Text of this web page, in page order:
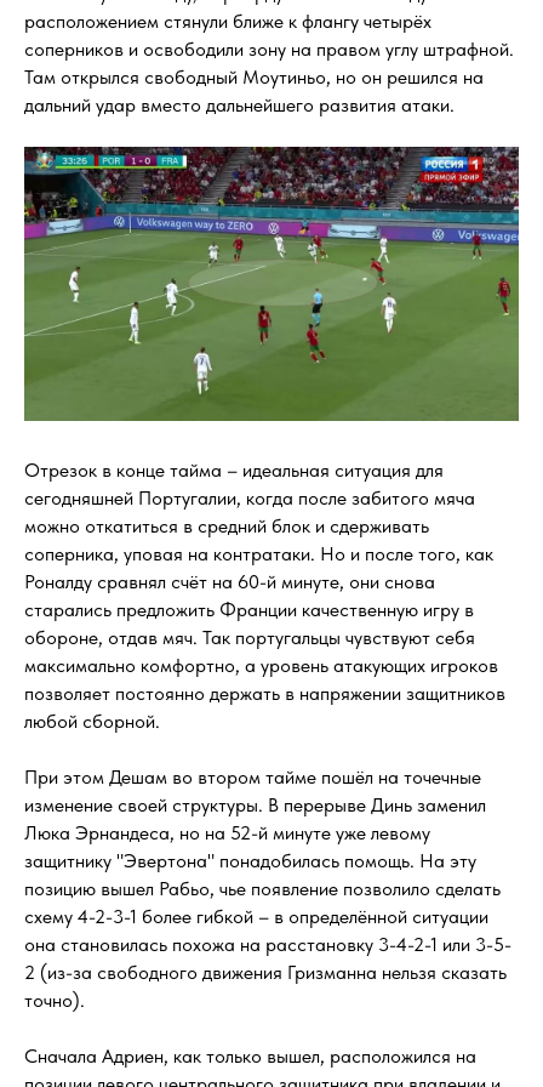
расположением стянули ближе к флангу четырёх
соперников и освободили зону на правом углу штрафной.
Там открылся свободный Моутиньо, но он решился на
дальний удар вместо дальнейшего развития атаки.
Отрезок в конце тайма – идеальная ситуация для
сегодняшней Португалии, когда после забитого мяча
можно откатиться в средний блок и сдерживать
соперника, уповая на контратаки. Но и после того, как
Роналду сравнял счёт на 60-й минуте, они снова
старались предложить Франции качественную игру в
обороне, отдав мяч. Так португальцы чувствуют себя
максимально комфортно, а уровень атакующих игроков
позволяет постоянно держать в напряжении защитников
любой сборной.
При этом Дешам во втором тайме пошёл на точечные
изменение своей структуры. В перерыве Динь заменил
Люка Эрнандеса, но на 52-й минуте уже левому
защитнику "Эвертона" понадобилась помощь. На эту
позицию вышел Рабьо, чье появление позволило сделать
схему 4-2-3-1 более гибкой – в определённой ситуации
она становилась похожа на расстановку 3-4-2-1 или 3-5-
2 (из-за свободного движения Гризманна нельзя сказать
точно).
Сначала Адриен, как только вышел, расположился на